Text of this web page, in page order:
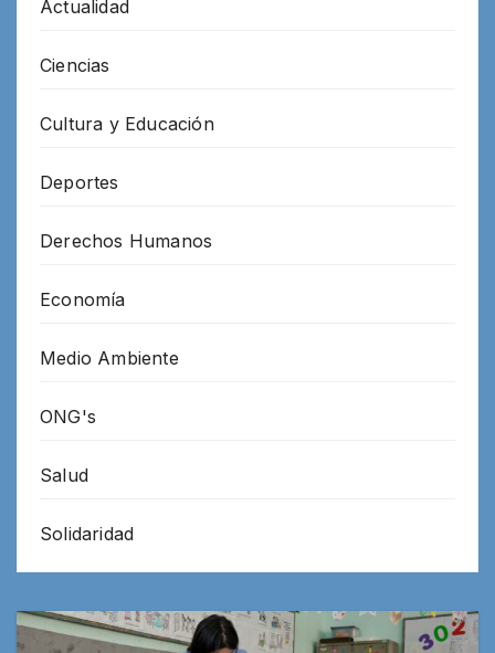
Actualidad
Ciencias
Cultura y Educación
Deportes
Derechos Humanos
Economía
Medio Ambiente
ONG's
Salud
Solidaridad